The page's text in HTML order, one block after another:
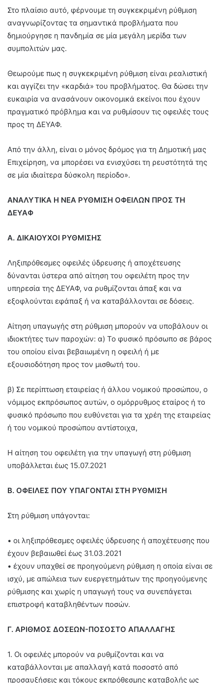
Στο πλαίσιο αυτό, φέρνουμε τη συγκεκριμένη ρύθμιση
αναγνωρίζοντας τα σημαντικά προβλήματα που
δημιούργησε η πανδημία σε μία μεγάλη μερίδα των
συμπολιτών μας.
Θεωρούμε πως η συγκεκριμένη ρύθμιση είναι ρεαλιστική
και αγγίζει την «καρδιά» του προβλήματος. Θα δώσει την
ευκαιρία να ανασάνουν οικονομικά εκείνοι που έχουν
πραγματικό πρόβλημα και να ρυθμίσουν τις οφειλές τους
προς τη ΔΕΥΑΦ.
Από την άλλη, είναι ο μόνος δρόμος για τη Δημοτική μας
Επιχείρηση, να μπορέσει να ενισχύσει τη ρευστότητά της
σε μία ιδιαίτερα δύσκολη περίοδο».
ΑΝΑΛΥΤΙΚΑ Η ΝΕΑ ΡΥΘΜΙΣΗ ΟΦΕΙΛΩΝ ΠΡΟΣ ΤΗ
ΔΕΥΑΦ
Α. ΔΙΚΑΙΟΥΧΟΙ ΡΥΘΜΙΣΗΣ
Ληξιπρόθεσμες οφειλές ύδρευσης ή αποχέτευσης
δύνανται ύστερα από αίτηση του οφειλέτη προς την
υπηρεσία της ΔΕΥΑΦ, να ρυθμίζονται άπαξ και να
εξοφλούνται εφάπαξ ή να καταβάλλονται σε δόσεις.
Αίτηση υπαγωγής στη ρύθμιση μπορούν να υποβάλουν οι
ιδιοκτήτες των παροχών: α) Το φυσικό πρόσωπο σε βάρος
του οποίου είναι βεβαιωμένη η οφειλή ή με
εξουσιοδότηση προς τον μισθωτή του.
β) Σε περίπτωση εταιρείας ή άλλου νομικού προσώπου, ο
νόμιμος εκπρόσωπος αυτών, ο ομόρρυθμος εταίρος ή το
φυσικό πρόσωπο που ευθύνεται για τα χρέη της εταιρείας
ή του νομικού προσώπου αντίστοιχα,
Η αίτηση του οφειλέτη για την υπαγωγή στη ρύθμιση
υποβάλλεται έως 15.07.2021
Β. ΟΦΕΙΛΕΣ ΠΟΥ ΥΠΑΓΟΝΤΑΙ ΣΤΗ ΡΥΘΜΙΣΗ
Στη ρύθμιση υπάγονται:
• οι ληξιπρόθεσμες οφειλές ύδρευσης ή αποχέτευσης που
έχουν βεβαιωθεί έως 31.03.2021
• έχουν υπαχθεί σε προηγούμενη ρύθμιση η οποία είναι σε
ισχύ, με απώλεια των ευεργετημάτων της προηγούμενης
ρύθμισης και χωρίς η υπαγωγή τους να συνεπάγεται
επιστροφή καταβληθέντων ποσών.
Γ. ΑΡΙΘΜΟΣ ΔΟΣΕΩΝ-ΠΟΣΟΣΤΟ ΑΠΑΛΛΑΓΗΣ
1. Οι οφειλές μπορούν να ρυθμίζονται και να
καταβάλλονται με απαλλαγή κατά ποσοστό από
προσαυξήσεις και τόκους εκπρόθεσμης καταβολής ως